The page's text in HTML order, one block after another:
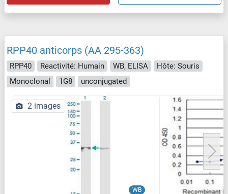
RPP40 anticorps (AA 295-363)
RPP40 Reactivité: Humain WB, ELISA
Hôte: Souris
Monoclonal
1G8 unconjugated
WB
2 images